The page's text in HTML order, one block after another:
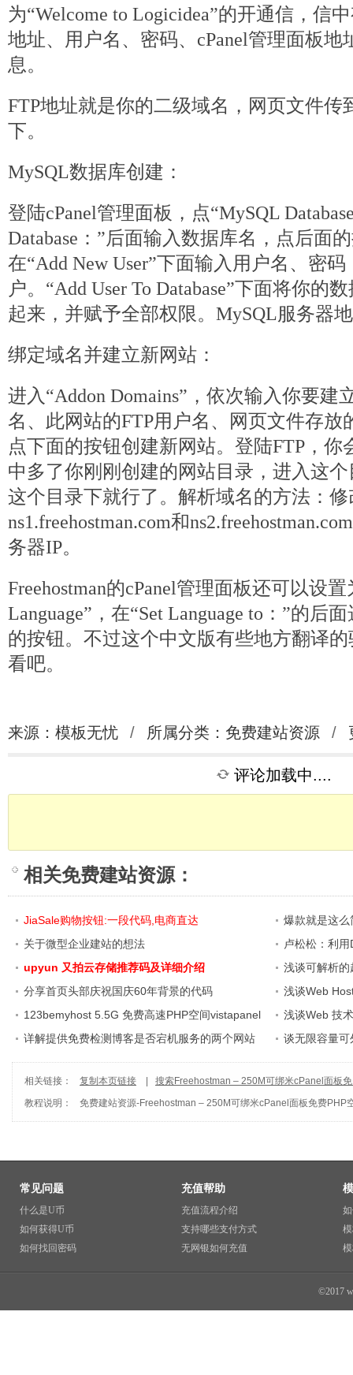
为“Welcome to Logicidea”的开通信，信
地址、用户名、密码、cPanel管理面板地
息。
FTP地址就是你的二级域名，网页文件传
下。
MySQL数据库创建：
登陆cPanel管理面板，点“MySQL
Database：”后面输入数据库名，点后面
在“Add New User”下面输入用户名、密
户。“Add User To Database”下面将你的
起来，并赋予全部权限。MySQL服务器
绑定域名并建立新网站：
进入“Addon Domains”，依次输入你要建
名、此网站的FTP用户名、网页文件存放
点下面的按钮创建新网站。登陆FTP，你
中多了你刚刚创建的网站目录，进入这
这个目录下就行了。解析域名的方法：
ns1.freehostman.com和
务器IP。
Freehostman的cPanel管理面板还可以设
Language”，在“Set Language to：”的后
的按钮。不过这个中文版有些地方翻译
看吧。
来源：模板无忧 / 所属分类： 免费建站资源 /
评论加载中....
相关免费建站资源 ：
JiaSale购物按钮:一段代码,电商直达
爆款就是这
关于微型企业建站的想法
卢松松：利
upyun 又拍云存储推荐码及详细介绍
浅谈可解析
分享首页头部庆祝国庆60年背景的代码
浅谈Web
123bemyhost 5.5G 免费高速PHP空间vistapanel
面板
浅谈Web 技
详解提供免费检测博客是否宕机服务的两个网站
谈无限容量
相关链接： 复制本页链接
搜索Freehostman – 250M可绑米cPanel面板
教程说明：
免费建站资源-Freehostman – 250M可绑米cPanel面板免费PHP
常见问题
什么是U币
如何获得U币
如何找回密码
充值帮助
充值流程介绍
支持哪些支付方式
无网银如何充值
©2017